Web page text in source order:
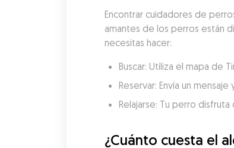
Encontrar cuidadores de
amantes de los perros están
necesitas hacer:
Buscar: Utiliza el mapa de
Reservar: Envía un
Relajarse: Tu perro
¿Cuánto cuesta el